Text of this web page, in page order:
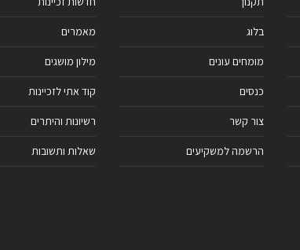
בלוג
מומחים עונים
כנסים
צור קשר
הרשמה למשקיעים
מאמרים
מילון מושגים
קוד אתי לזכיינות
רשיונות והיתרים
שאלות ותשובות